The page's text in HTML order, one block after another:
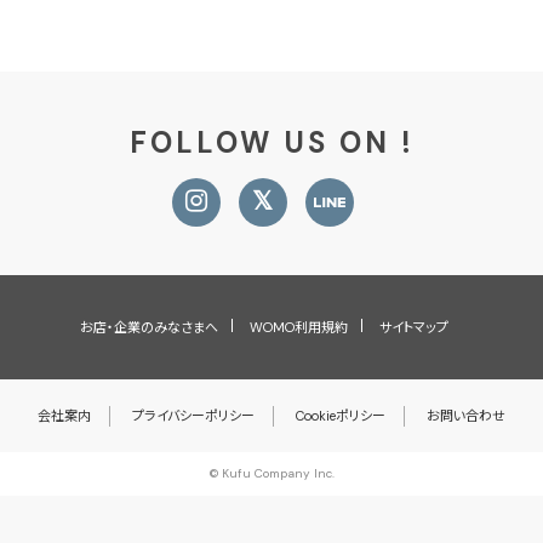
FOLLOW US ON !
お店・企業のみなさまへ WOMO利用規約 サイトマップ
会社案内 プライバシーポリシー Cookieポリシー お問い合わせ
© Kufu Company Inc.